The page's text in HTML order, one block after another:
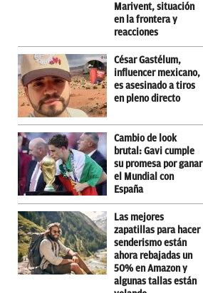
Marivent, situación
en la frontera y
reacciones
César Gastélum,
influencer mexicano,
es asesinado a tiros
en pleno directo
Cambio de look
brutal: Gavi cumple
su promesa por ganar
el Mundial con
España
Las mejores
zapatillas para hacer
senderismo están
ahora rebajadas un
50% en Amazon y
algunas tallas están